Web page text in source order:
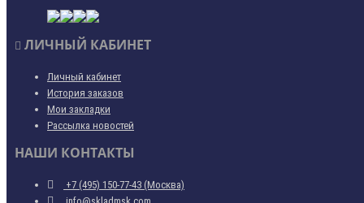
ЛИЧНЫЙ КАБИНЕТ
Личный кабинет
История заказов
Мои закладки
Рассылка новостей
НАШИ КОНТАКТЫ
+7 (495) 150-77-43 (Москва)